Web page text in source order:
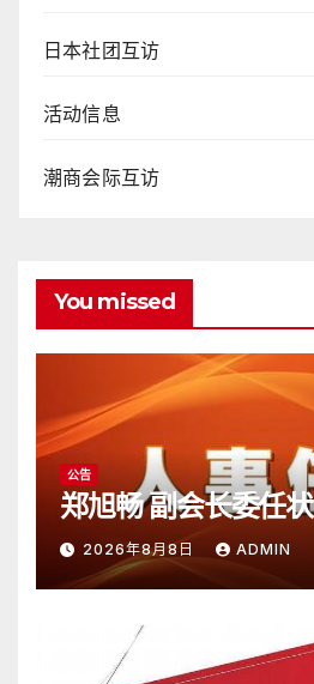
日本社团互访
活动信息
潮商会际互访
You missed
公告
郑旭畅 副会长委任状
2026年8月8日 ADMIN